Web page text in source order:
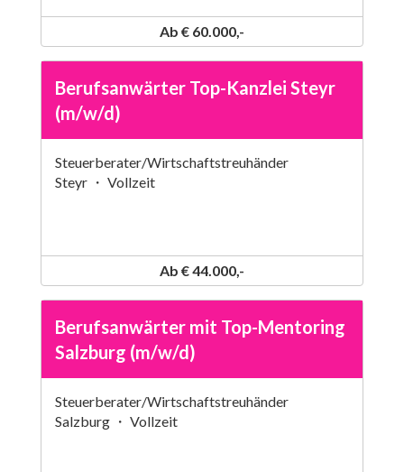
Ab € 60.000,-
Berufsanwärter Top-Kanzlei Steyr
(m/w/d)
Steuerberater/Wirtschaftstreuhänder
Steyr ・ Vollzeit
Ab € 44.000,-
Berufsanwärter mit Top-Mentoring
Salzburg (m/w/d)
Steuerberater/Wirtschaftstreuhänder
Salzburg ・ Vollzeit